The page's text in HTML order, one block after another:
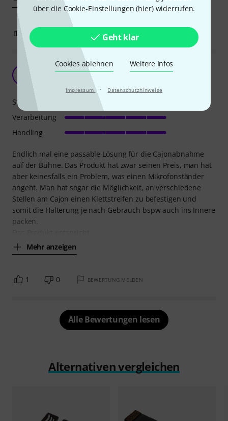
über die Cookie-Einstellungen (hier) widerrufen.
Geht klar
Cookies ablehnen Weitere Infos
Impressum · Datenschutzhinweise
BEWERTUNG MELDEN
Gute Lösung!
Kubitech 01.06.2015
Endlich mal eine passable Lösung für die Cajonabnahme
auf der Bühne. Das Produkt hat zwar seinen Preis, man hat
aber keinesfalls ein Problem, was einen Mikrofonständer
angeht. Man hat sogar die Möglichkeit, an verschiedene
Stellen am Cajon einen Klettstreifen zu befestigen und
somit die Halterung je nach Gebrauch bspw auch ins Innere
packen.
Mehr anzeigen
Stabilität
Verarbeitung
Handling
1 0 BEWERTUNG MELDEN
Alle Bewertungen lesen
Alternativen vergleichen